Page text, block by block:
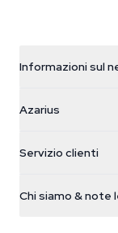
Informazioni sul
Galvaniweg 11
Nederland
+31(0)204897914
Azarius
Smokeshop
Servizio clienti
Chi siamo & note